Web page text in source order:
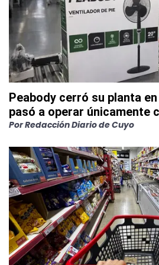
Peabody cerró su planta
pasó a operar únicamente
PorRedacción Diario de Cuyo